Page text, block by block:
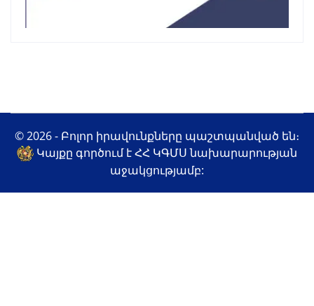
© 2026 - Բոլոր իրավունքները պաշտպանված են։
Կայքը գործում է ՀՀ ԿԳՄՍ նախարարության
աջակցությամբ: